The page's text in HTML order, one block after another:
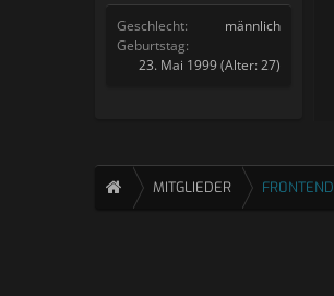
Geschlecht:
männlich
Geburtstag:
23. Mai 1999(Alter: 27)
MITGLIEDER FR0NTEND